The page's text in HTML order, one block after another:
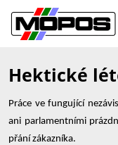
Hektické
Práce ve fungující
ani parlamentními
přání zákazníka.